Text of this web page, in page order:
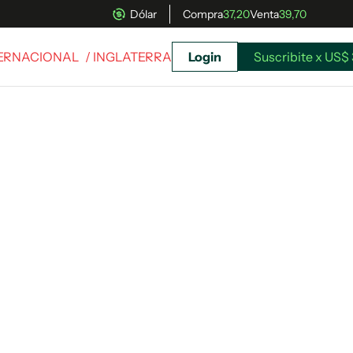
Dólar Compra37,20Venta39,70
/ INGLATERRA Login Suscribite x US$